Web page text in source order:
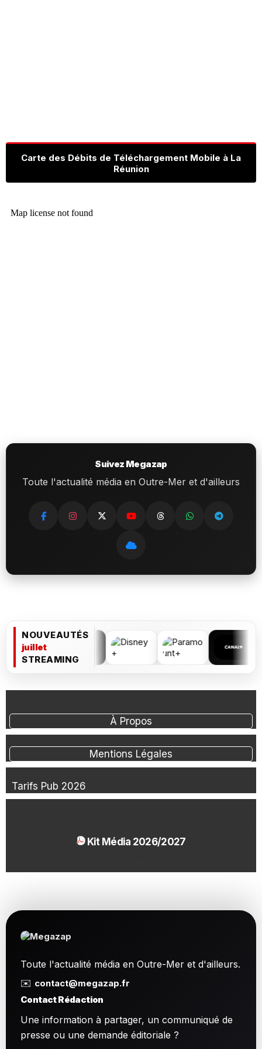
Carte des Débits de Téléchargement Mobile à La
Réunion
Suivez Megazap
Toute l'actualité média en Outre-Mer et d'ailleurs
NOUVEAUTÉS
juillet
STREAMING
À Propos
Mentions Légales
Tarifs Pub 2026
Kit Média 2026/2027
Toute l'actualité média en Outre-Mer et d'ailleurs.
✉️ contact@megazap.fr
Contact Rédaction
Une information à partager, un communiqué de
presse ou une demande éditoriale ?